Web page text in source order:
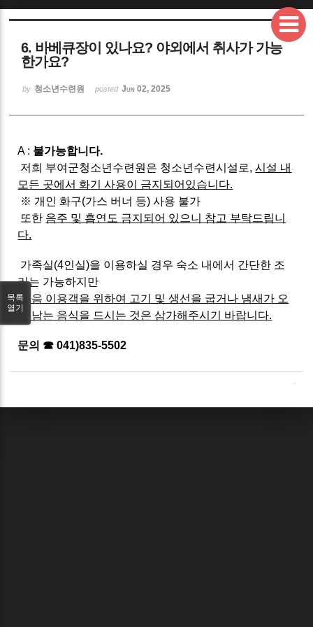
6. 바베큐장이 있나요? 야외에서 취사가 가능
한가요?
by 청소년수련원 posted Jun 02, 2025
A : 불가능합니다.
저희 부여군청소년수련원은 청소년수련시설로,시설 내
모든 곳에서 화기 사용이 금지되어있습니다.
※ 개인 화구(가스 버너 등) 사용 불가
또한 음주 및 흡연도 금지되어 있으니 참고 부탁드립니
다.
가족실(4인실)을 이용하실 경우 숙소 내에서 간단한 조
리는 가능하지만
다음 이용객을 위하여 고기 및 생선을 굽거나 냄새가 오
래 남는 음식을 드시는 것은 삼가해주시기 바랍니다.
문의 ☎ 041)835-5502
목록
열기
Sketchbook5, 스케치북5
Sketchbook5, 스케치북5